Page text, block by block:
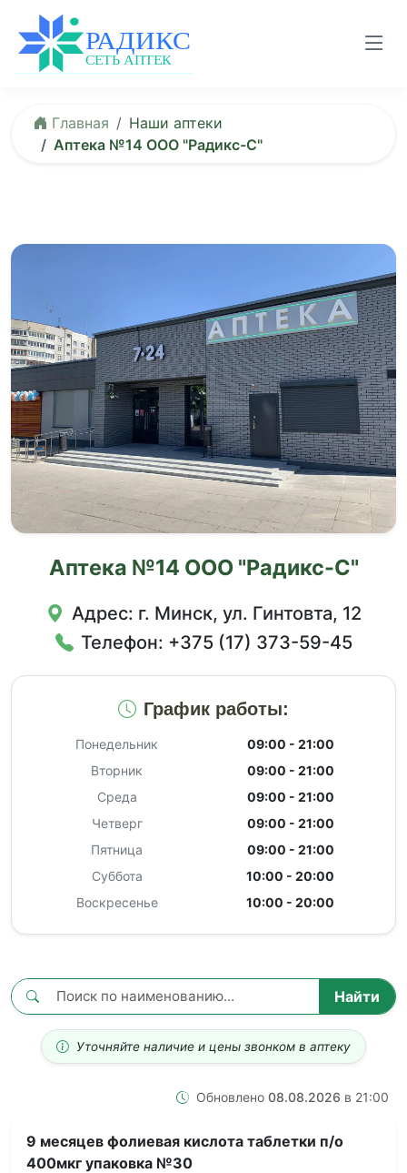
Главная
Наши аптеки
Аптека №14 ООО "Радикс-C"
Аптека №14 ООО "Радикс-C"
Адрес: г. Минск, ул. Гинтовта, 12
Телефон: +375 (17) 373-59-45
График работы:
Понедельник
09:00 - 21:00
Вторник
09:00 - 21:00
Среда
09:00 - 21:00
Четверг
09:00 - 21:00
Пятница
09:00 - 21:00
Суббота
10:00 - 20:00
Воскресенье
10:00 - 20:00
Найти
Уточняйте наличие и цены звонком в аптеку
Обновлено 08.08.2026 в 21:00
9 месяцев фолиевая кислота таблетки п/о
400мкг упаковка №30